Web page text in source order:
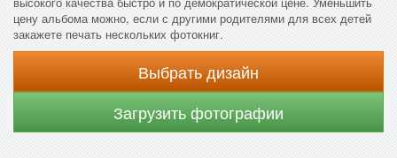
цену альбома можно, если с другими родителями для всех детей
закажете печать нескольких фотокниг.
Выбрать дизайн
Загрузить фотографии